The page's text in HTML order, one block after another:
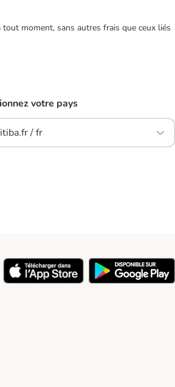
moment, sans autres frais que ceux liés
votre pays
/ fr